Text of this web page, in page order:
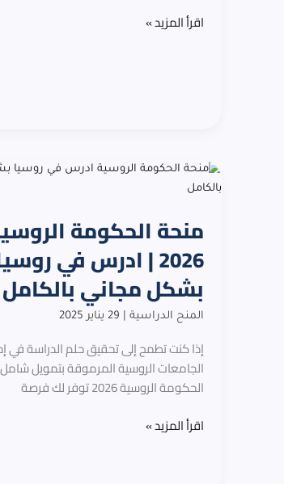
بالكامل
اقرأ المزيد »
منحة الحكومة
2026 | ادرس في
بشكل مجاني بالكامل
المنح الدراسية 29 يناير 2025
إذا كنت تطمح إلى تحقيق حلم الدراسة في
الجامعات الروسية المرموقة بتمويل
الحكومة الروسية 2026 توفر لك فرصة
منحة
الحكومة
2026
|
ادرس
في
روسيا
بشكل
مجاني
بالكامل
اقرأ المزيد »